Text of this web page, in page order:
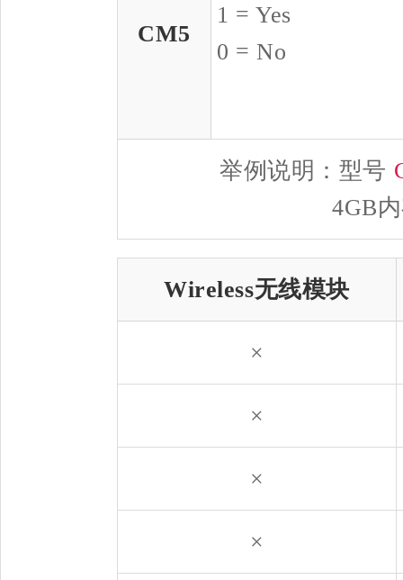
CM5
1 = Yes
0 = No
举例说明：型号
4GB
Wireless无线模块
×
×
×
×